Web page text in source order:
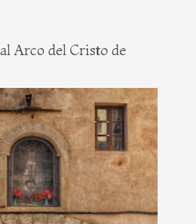
Arco del Cristo de